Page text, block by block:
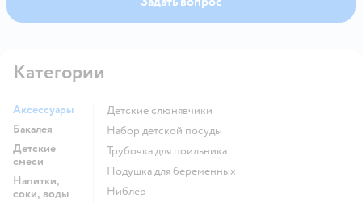
Категории
Аксессуары
Бакалея
Детские
смеси
Напитки,
соки, воды
Детские слюнявчики
набор детской посуды
трубочка для поильника
подушка для беременных
ниблер